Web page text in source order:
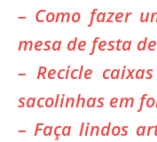
– Como fazer
mesa de festa
– Recicle
sacolinhas em
– Faça lindos